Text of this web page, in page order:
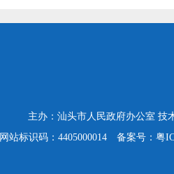
主办：汕头市人民政府办公室 技
网站标识码：4405000014
备案号：粤